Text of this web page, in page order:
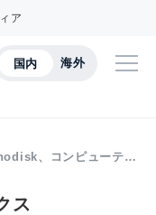
ア
国内 海外
、コンピューテ…
ス